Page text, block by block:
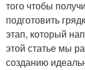
того чтобы
подготовить
этап, который
этой статье мы
созданию